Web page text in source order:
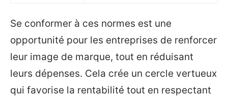
Se conformer à ces normes est une
opportunité pour les entreprises de renforcer
leur image de marque, tout en réduisant
leurs dépenses. Cela crée un cercle vertueux
qui favorise la rentabilité tout en respectant